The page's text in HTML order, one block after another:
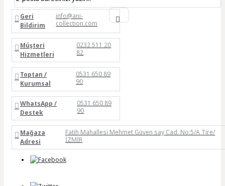
Geri
Bildirim
info@ani-
collection.com
Müşteri
Hizmetleri
0232 511 20
82
Toptan /
Kurumsal
0531 650 89
90
WhatsApp /
Destek
0531 650 89
90
Mağaza
Adresi
Fatih Mahallesi Mehmet Güven say Cad. No:5/A Tire/
İZMİR